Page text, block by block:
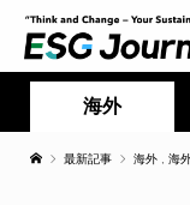
海外
最新記事 海外 海